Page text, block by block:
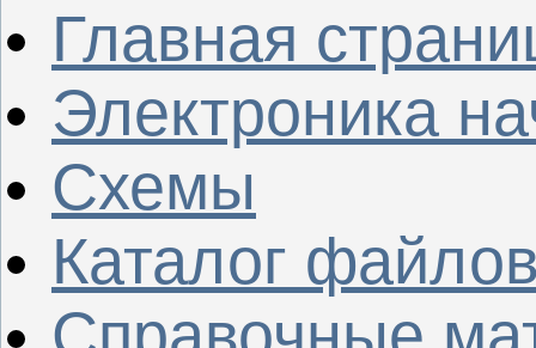
Главная
Электроника
Схемы
Каталог